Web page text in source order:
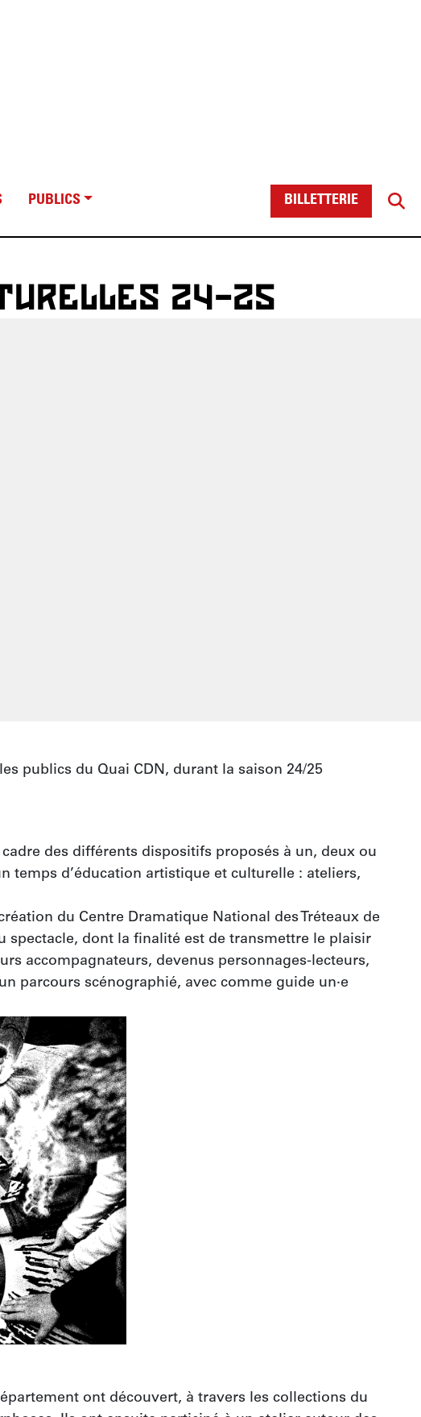
PUBLICS BILLETTERIE
24-25
publics du Quai CDN, durant la saison 24/25
des différents dispositifs proposés à un, deux ou
temps d’éducation artistique et culturelle : ateliers,
du Centre Dramatique National des Tréteaux de
spectacle, dont la finalité est de transmettre le plaisir
accompagnateurs, devenus personnages-lecteurs,
parcours scénographié, avec comme guide un·e
ont découvert, à travers les collections du